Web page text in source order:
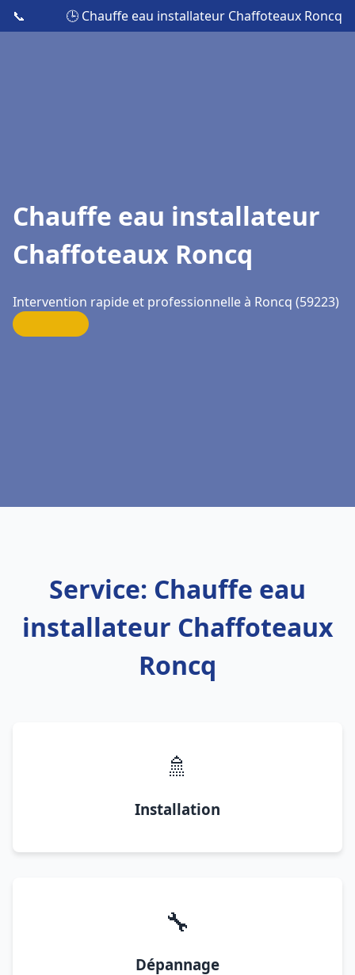
📞 🕒 Chauffe eau installateur Chaffoteaux Roncq
Chauffe eau installateur
Chaffoteaux Roncq
Intervention rapide et professionnelle à Roncq (59223)
Service: Chauffe eau
installateur Chaffoteaux
Roncq
🚿
Installation
🔧
Dépannage